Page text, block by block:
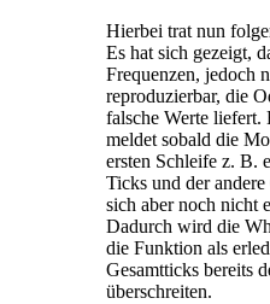
Hierbei trat nun
Es hat sich gezeigt,
Frequenzen, jedoch
reproduzierbar, die
falsche Werte liefert.
meldet sobald die
ersten Schleife z. B.
Ticks und der
sich aber noch nicht
Dadurch wird die
die Funktion als
Gesamtticks bereits
überschreiten.